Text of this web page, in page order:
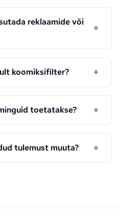
reklaamide või
+
koomiksifilter? +
toetatakse? +
tulemust muuta? +